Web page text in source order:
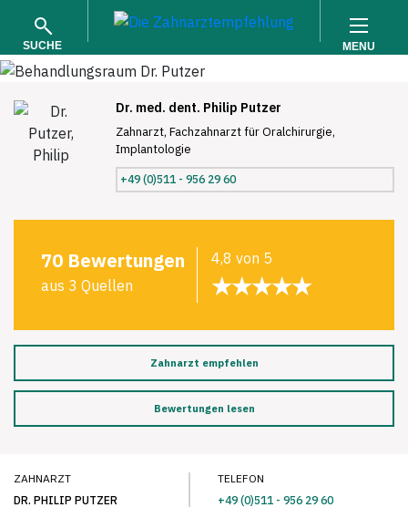
SUCHE
SUCHEN
MENU
Dr. med. dent. Philip Putzer
Zahnarzt, Fachzahnarzt für Oralchirurgie,
Implantologie
+49 (0)511 - 956 29 60
70 Bewertungen
aus 3 Quellen
4,8 von 5
★★★★★
Zahnarzt empfehlen
Bewertungen lesen
ZAHNARZT
DR. PHILIP PUTZER
TELEFON
+49 (0)511 - 956 29 60